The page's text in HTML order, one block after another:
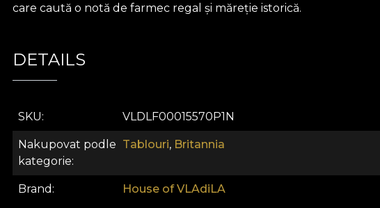
care caută o notă de farmec regal și măreție istorică.
DETAILS
SKU VLDLF00015570P1N
Nakupovat podle
kategorie
Tablouri, Britannia
Brand House of VLAdiLA